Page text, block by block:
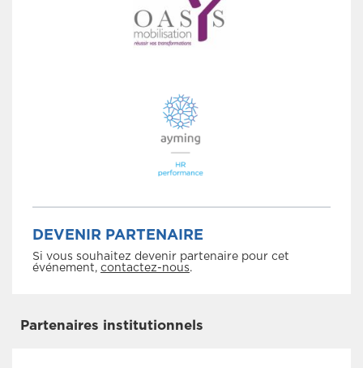
DEVENIR PARTENAIRE
Si vous souhaitez devenir partenaire pour cet
événement, contactez-nous.
Partenaires institutionnels